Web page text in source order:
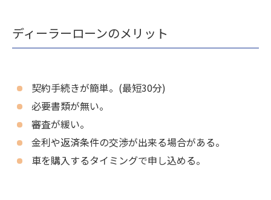
ディーラーローンのメリット
契約手続きが簡単。(最短30分)
必要書類が無い。
審査が緩い。
金利や返済条件の交渉が出来る場合がある。
車を購入するタイミングで申し込める。